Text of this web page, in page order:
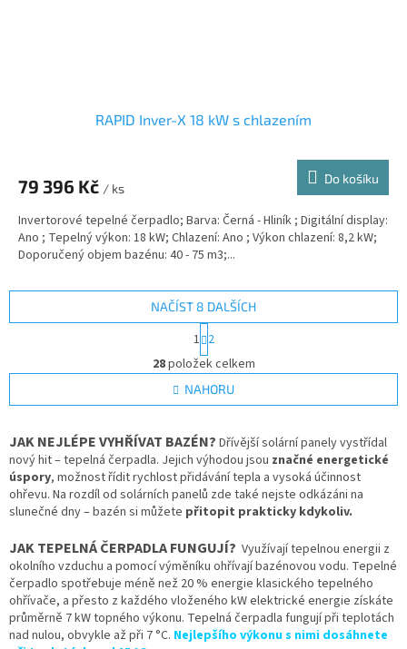
RAPID Inver-X 18 kW s chlazením
79 396 Kč / ks
Do košíku
Invertorové tepelné čerpadlo; Barva: Černá - Hliník ; Digitální display:
Ano ; Tepelný výkon: 18 kW; Chlazení: Ano ; Výkon chlazení: 8,2 kW;
Doporučený objem bazénu: 40 - 75 m3;...
O
v
l
á
a
c
í
p
r
k
y
v
ý
p
i
NAČÍST 8 DALŠÍCH
t
r
á
n
k
v
á
n
í
1 2
28položek celkem
NAHORU
JAK NEJLÉPE VYHŘÍVAT BAZÉN? Dřívější solární panely vystřídal
nový hit – tepelná čerpadla. Jejich výhodou jsou značné energetické
úspory, možnost řídit rychlost přidávání tepla a vysoká účinnost
ohřevu. Na rozdíl od solárních panelů zde také nejste odkázáni na
slunečné dny – bazén si můžete přitopit prakticky kdykoliv.
JAK TEPELNÁ ČERPADLA FUNGUJÍ? Využívají tepelnou energii z
okolního vzduchu a pomocí výměníku ohřívají bazénovou vodu. Tepelné
čerpadlo spotřebuje méně než 20 % energie klasického tepelného
ohřívače, a přesto z každého vloženého kW elektrické energie získáte
průměrně 7 kW topného výkonu. Tepelná čerpadla fungují při teplotách
nad nulou, obvykle až při 7 °C. Nejlepšího výkonu s nimi dosáhnete